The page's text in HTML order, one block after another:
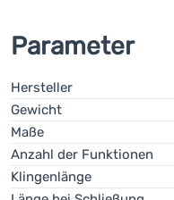
Parameter
Hersteller
Gewicht
Maße
Anzahl der Funktionen
Klingenlänge